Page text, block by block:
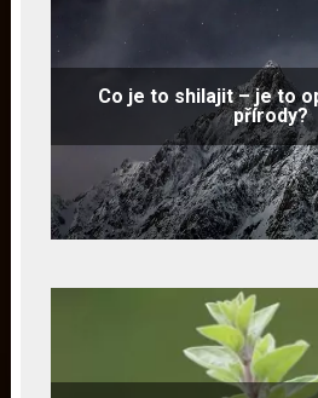
Co je to shilajit – je to
přírody?